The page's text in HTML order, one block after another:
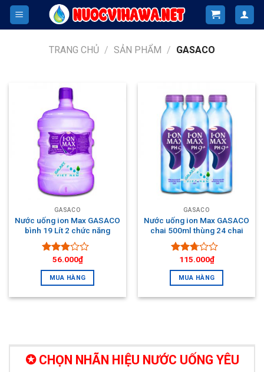
Skip
TRANG CHỦ / SẢN PHẨM / GASACO
GASACO
Nước uống ion Max GASACO
bình 19 Lít 2 chức năng
Được
xếp
hạng
2.685
sao
56.000₫
MUA HÀNG
GASACO
Nước uống ion Max GASACO
chai 500ml thùng 24 chai
Được
xếp
hạng
2.51
5 sao
115.000₫
MUA HÀNG
✪ CHỌN NHÃN HIỆU NƯỚC UỐNG YÊU